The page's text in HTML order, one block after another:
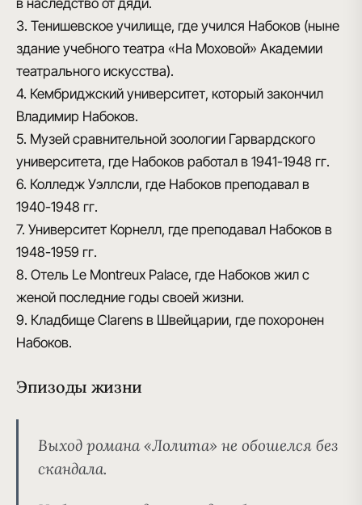
3. Тенишевское училище, где учился Набоков (ныне
здание учебного театра «На Моховой» Академии
театрального искусства).
4. Кембриджский университет, который закончил
Владимир Набоков.
5. Музей сравнительной зоологии Гарвардского
университета, где Набоков работал в 1941-1948 гг.
6. Колледж Уэллсли, где Набоков преподавал в
1940-1948 гг.
7. Университет Корнелл, где преподавал Набоков в
1948-1959 гг.
8. Отель Le Montreux Palace, где Набоков жил с
женой последние годы своей жизни.
9. Кладбище Clarens в Швейцарии, где похоронен
Набоков.
Эпизоды жизни
Выход романа «Лолита» не обошелся без
скандала.